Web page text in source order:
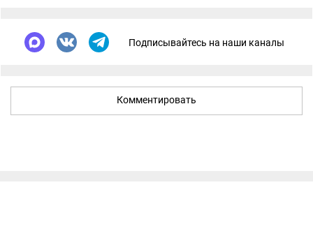
Подписывайтесь на наши каналы
Комментировать